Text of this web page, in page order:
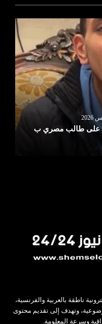
على طالب مصري ب
ناطقة بالعربية والفرنسية،
وتهدف إلى تقديم محتوى
وسرعة المعلومة.